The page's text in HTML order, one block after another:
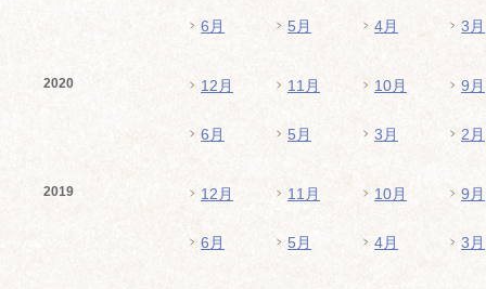
6月 5月 4月 3月
2020 12月 11月 10月 9月
6月 5月 3月 2月
2019 12月 11月 10月 9月
6月 5月 4月 3月